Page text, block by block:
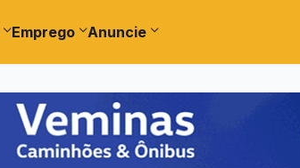
Emprego Anuncie